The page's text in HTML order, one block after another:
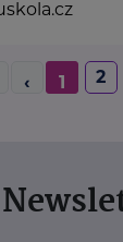
‹ 1 2